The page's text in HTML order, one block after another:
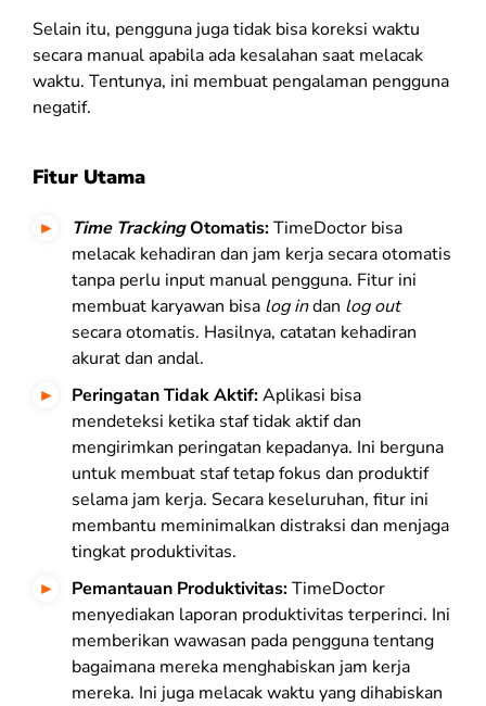
Selain itu, pengguna juga tidak bisa koreksi waktu
secara manual apabila ada kesalahan saat melacak
waktu. Tentunya, ini membuat pengalaman pengguna
negatif.
Fitur Utama
Time TrackingOtomatis:TimeDoctor bisa
melacak kehadiran dan jam kerja secara otomatis
tanpa perlu input manual pengguna. Fitur ini
membuat karyawan bisa log indan log out
secara otomatis. Hasilnya, catatan kehadiran
akurat dan andal.
Peringatan Tidak Aktif:Aplikasi bisa
mendeteksi ketika staf tidak aktif dan
mengirimkan peringatan kepadanya. Ini berguna
untuk membuat staf tetap fokus dan produktif
selama jam kerja. Secara keseluruhan, fitur ini
membantu meminimalkan distraksi dan menjaga
tingkat produktivitas.
Pemantauan Produktivitas:TimeDoctor
menyediakan laporan produktivitas terperinci. Ini
memberikan wawasan pada pengguna tentang
bagaimana mereka menghabiskan jam kerja
mereka. Ini juga melacak waktu yang dihabiskan